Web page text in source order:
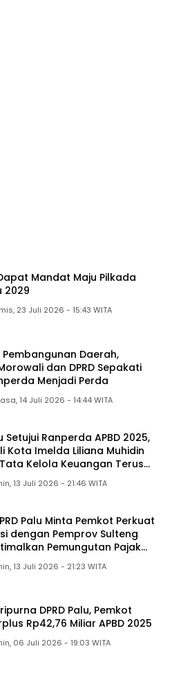
Mandat Maju Pilkada
2029
Kamis, 23 Juli 2026 - 15:43 WITA
Daerah,
dan DPRD Sepakati
Menjadi Perda
Selasa, 14 Juli 2026 - 14:44 WITA
Setujui Ranperda APBD 2025,
Kota Imelda Liliana Muhidin
Kelola Keuangan Terus
Senin, 13 Juli 2026 - 21:46 WITA
Palu Minta Pemkot Perkuat
dengan Pemprov Sulteng
Pemungutan Pajak
Senin, 13 Juli 2026 - 21:23 WITA
DPRD Palu, Pemkot
Rp42,76 Miliar APBD 2025
Senin, 06 Juli 2026 - 19:03 WITA